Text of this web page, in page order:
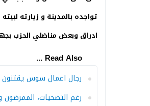
تواجده بالمدينة و زيارته
ادراق وبعض مناضلي الحزب
Read Also ...
رجال اعمال سوس يقتنون
رغم التضحيات، الممرضون